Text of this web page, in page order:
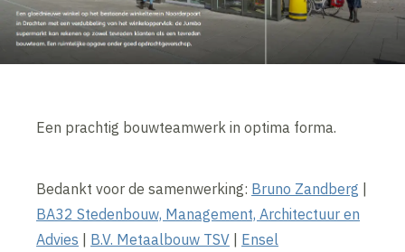
Een prachtig bouwteamwerk in optima forma.
Bedankt voor de samenwerking: Bruno Zandberg
BA32 Stedenbouw, Management, Architectuur en
Advies
B.V. Metaalbouw TSV
Ensel